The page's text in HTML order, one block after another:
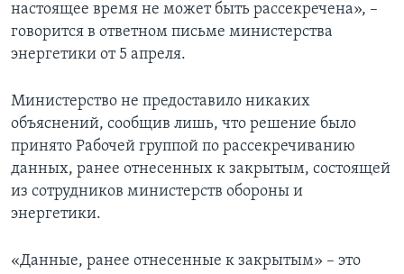
настоящее время не может быть рассекречена», –
говорится в ответном письме министерства
энергетики от 5 апреля.
Министерство не предоставило никаких
объяснений, сообщив лишь, что решение было
принято Рабочей группой по рассекречиванию
данных, ранее отнесенных к закрытым, состоящей
из сотрудников министерств обороны и
энергетики.
«Данные, ранее отнесенные к закрытым» – это